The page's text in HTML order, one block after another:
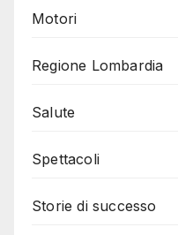
Motori
Regione Lombardia
Salute
Spettacoli
Storie di successo